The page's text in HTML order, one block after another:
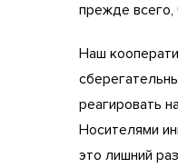
прежде
Наш
реагировать
Носителями
это лишний